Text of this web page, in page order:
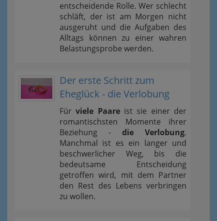
entscheidende Rolle. Wer schlecht
schläft, der ist am Morgen nicht
ausgeruht und die Aufgaben des
Alltags können zu einer wahren
Belastungsprobe werden.
Der erste Schritt zum
Eheglück - die Verlobung
Fürviele Paareist sie einer der
romantischsten Momente ihrer
Beziehung - die Verlobung.
Manchmal ist es ein langer und
beschwerlicher Weg, bis die
bedeutsame Entscheidung
getroffen wird, mit dem Partner
den Rest des Lebens verbringen
zu wollen.